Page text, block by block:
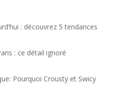
: découvrez 5 tendances
: ce détail ignoré
Pourquoi Crousty et Swicy